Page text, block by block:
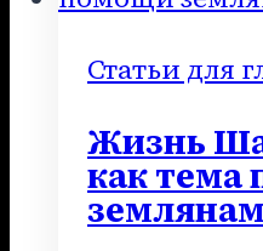
Статьи для
Жизнь
как
землянам